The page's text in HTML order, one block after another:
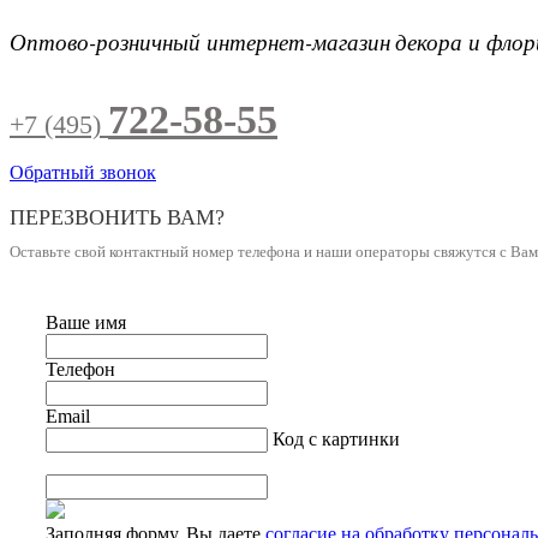
Оптово-розничный интернет-магазиндекора и
+7 (495) 722-58-55
Обратный звонок
ПЕРЕЗВОНИТЬ ВАМ?
Оставьте свой контактный номер телефона и наши операторы свяжутся с
Ваше имя
Телефон
Email
Код с картинки
Заполняя форму, Вы даете согласие на обработку